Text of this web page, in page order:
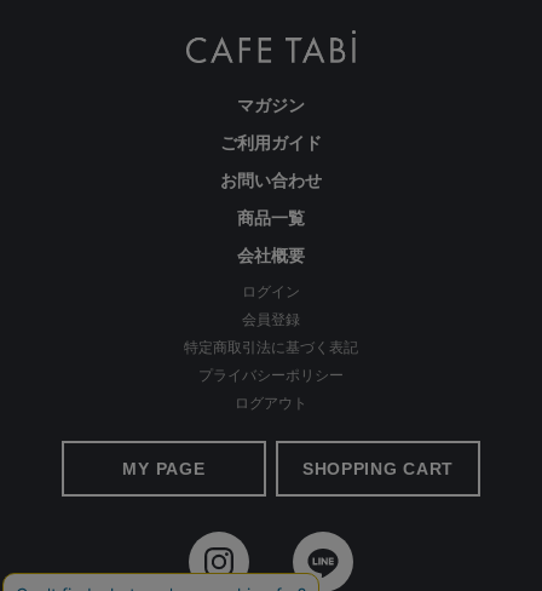
マガジン
ご利用ガイド
お問い合わせ
商品一覧
会社概要
ログイン
会員登録
特定商取引法に基づく表記
プライバシーポリシー
ログアウト
MY PAGE SHOPPING CART